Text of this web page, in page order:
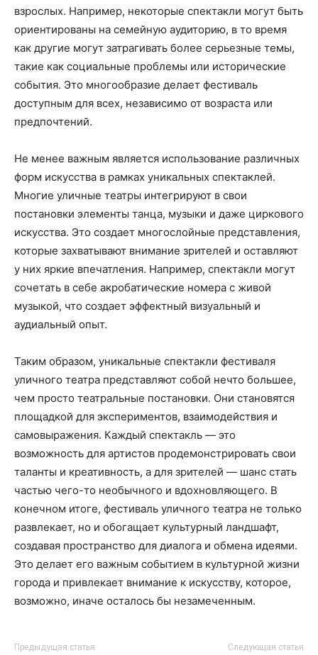
взрослых. Например, некоторые спектакли могут быть
ориентированы на семейную аудиторию, в то время
как другие могут затрагивать более серьезные темы,
такие как социальные проблемы или исторические
события. Это многообразие делает фестиваль
доступным для всех, независимо от возраста или
предпочтений.
Не менее важным является использование различных
форм искусства в рамках уникальных спектаклей.
Многие уличные театры интегрируют в свои
постановки элементы танца, музыки и даже циркового
искусства. Это создает многослойные представления,
которые захватывают внимание зрителей и оставляют
у них яркие впечатления. Например, спектакли могут
сочетать в себе акробатические номера с живой
музыкой, что создает эффектный визуальный и
аудиальный опыт.
Таким образом, уникальные спектакли фестиваля
уличного театра представляют собой нечто большее,
чем просто театральные постановки. Они становятся
площадкой для экспериментов, взаимодействия и
самовыражения. Каждый спектакль — это
возможность для артистов продемонстрировать свои
таланты и креативность, а для зрителей — шанс стать
частью чего-то необычного и вдохновляющего. В
конечном итоге, фестиваль уличного театра не только
развлекает, но и обогащает культурный ландшафт,
создавая пространство для диалога и обмена идеями.
Это делает его важным событием в культурной жизни
города и привлекает внимание к искусству, которое,
возможно, иначе осталось бы незамеченным.
Предыдущая статья Следующая статья